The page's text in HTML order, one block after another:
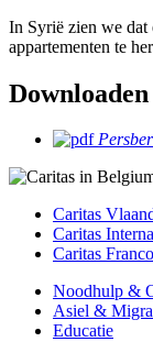
In Syrië zien we
appartementen te
Downloaden
Caritas
Caritas
Caritas
Noodhulp &
Asiel &
Educatie